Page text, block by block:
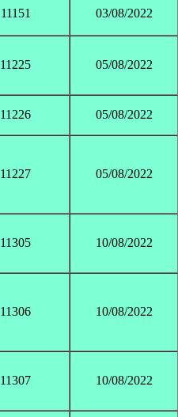
11151 03/08/2022
11225 05/08/2022
11226 05/08/2022
11227 05/08/2022
11305 10/08/2022
11306 10/08/2022
11307 10/08/2022